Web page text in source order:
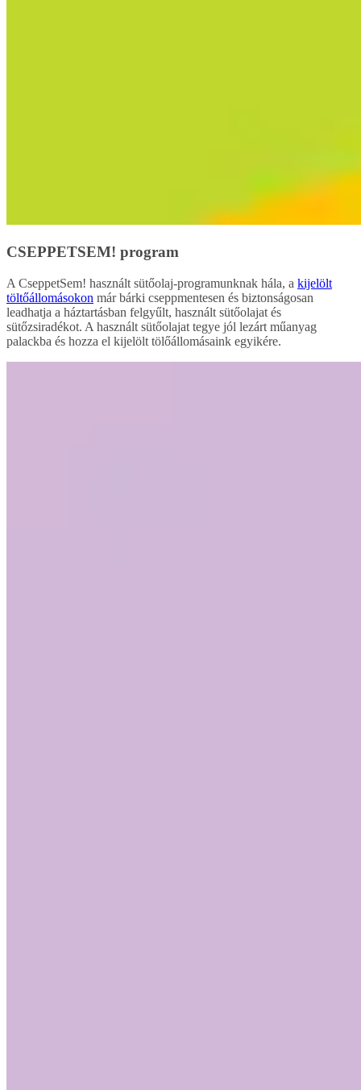
CSEPPETSEM! program
A CseppetSem! használt sütőolaj-programunknak hála, a kijelölt
töltőállomásokon már bárki cseppmentesen és biztonságosan
leadhatja a háztartásban felgyűlt, használt sütőolajat és
sütőzsiradékot. A használt sütőolajat tegye jól lezárt műanyag
palackba és hozza el kijelölt tölőállomásaink egyikére.